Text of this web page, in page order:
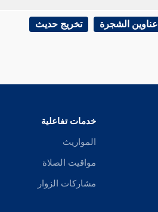
عناوين الشجرة تخريج حديث
خدمات تفاعلية
المواريث
مواقيت الصلاة
مشاركات الزوار